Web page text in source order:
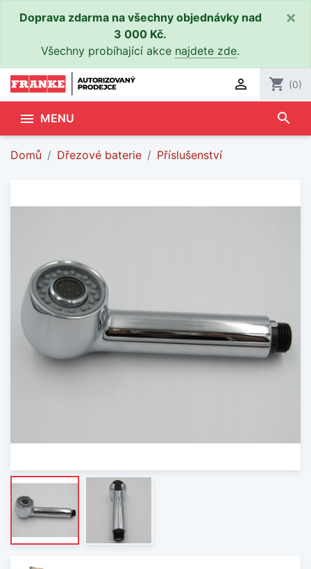
Doprava zdarma na všechny objednávky nad
3 000 Kč.
Všechny probíhající akce najdete zde.
×
 shopping_cart (0)
 MENU search
Domů Dřezové baterie Příslušenství